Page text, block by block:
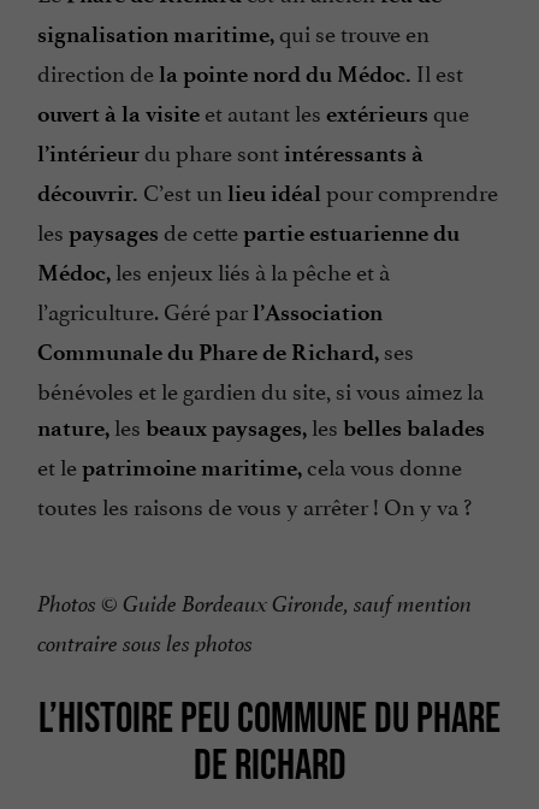
signalisation maritime,qui se trouve en
direction dela pointe nord du Médoc. Il est
ouvert à la visite et autant les extérieurs que
l’intérieurdu phare sontintéressants à
découvrir. C’est un lieu idéal pour comprendre
les paysages de cettepartie estuarienne du
Médoc, les enjeux liés à la pêche et à
l’agriculture. Géré parl’Association
Communale du Phare de Richard, ses
bénévoles et le gardien du site, si vous aimez la
nature, les beaux paysages, les belles balades
et lepatrimoine maritime, cela vous donne
toutes les raisons de vous y arrêter ! On y va ?
Photos © Guide Bordeaux Gironde, sauf mention
contraire sous les photos
L’HISTOIRE PEU COMMUNE DU PHARE
DE RICHARD